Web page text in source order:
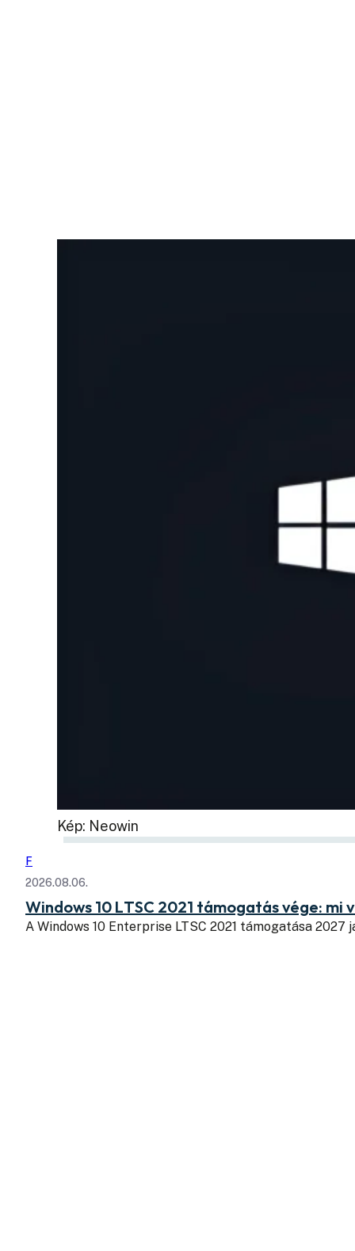
Kép: Neowin
F
2026.08.06.
Windows 10 LTSC 2021 támogatás vége: mi
A Windows 10 Enterprise LTSC 2021 támogatása 2027